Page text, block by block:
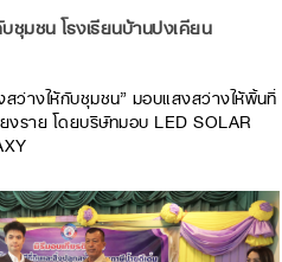
ชุมชน โรงเรียนบ้านปงเคียน
สว่างให้กับชุมชน” มอบแสงสว่างให้พื้นที่
ยงราย โดยบริษัทมอบ LED SOLAR